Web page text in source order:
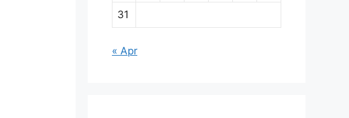
31
« Apr